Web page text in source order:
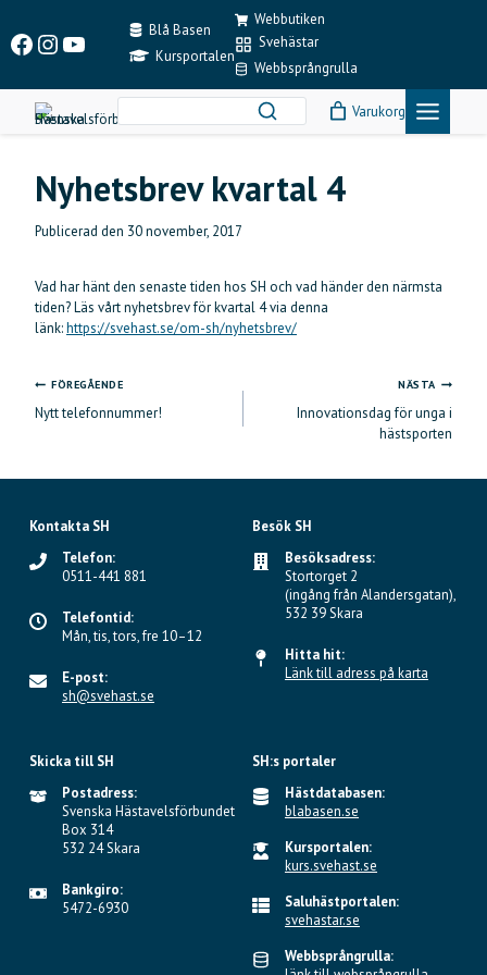
content
Facebook
Instagram
YouTubeBlå Basen
Kursportalen
Webbutiken
Svehästar
Webbsprångrulla
Varukorg
Nyhetsbrev kvartal 4
Publicerad den 30 november, 2017
Vad har hänt den senaste tiden hos SH och vad händer den närmsta
tiden? Läs vårt nyhetsbrev för kvartal 4 via denna
länk:https://svehast.se/om-sh/nyhetsbrev/
Inläggsnavigering
FÖREGÅENDE
Nytt telefonnummer!
NÄSTA
Innovationsdag för unga i
hästsporten
Kontakta SH
Telefon:
0511-441 881
Telefontid:
Mån, tis, tors, fre 10–12
E-post:
sh@svehast.se
Besök SH
Besöksadress:
Stortorget 2
(ingång från Alandersgatan),
532 39 Skara
Hitta hit:
Länk till adress på karta
Skicka till SH
Postadress:
Svenska Hästavelsförbundet
Box 314
532 24 Skara
Bankgiro:
5472-6930
SH:s portaler
Hästdatabasen:
blabasen.se
Kursportalen:
kurs.svehast.se
Saluhästportalen:
svehastar.se
Webbsprångrulla: